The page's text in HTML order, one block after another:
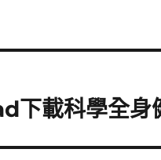
下載科學全身